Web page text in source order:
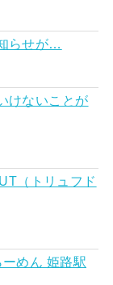
らせが…
けないことが
（トリュフド
めん 姫路駅